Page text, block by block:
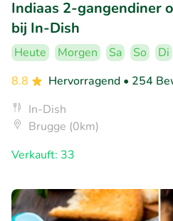
Indiaas 2-gangendiner
bij In-Dish
Heute Morgen Sa So Di
8.8
Hervorragend • 254
In-Dish
Brugge (0km)
Verkauft: 33